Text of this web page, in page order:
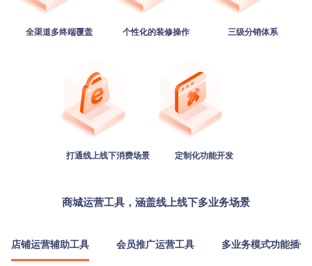
全渠道多终端覆盖 个性化的装修操作 三级分销体系
打通线上线下消费场景 定制化功能开发
商城运营工具，涵盖线上线下多业务场景
店铺运营辅助工具 会员推广运营工具 多业务模式功能插件